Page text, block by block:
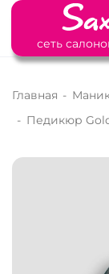
сеть
Главная -
- Педикюр